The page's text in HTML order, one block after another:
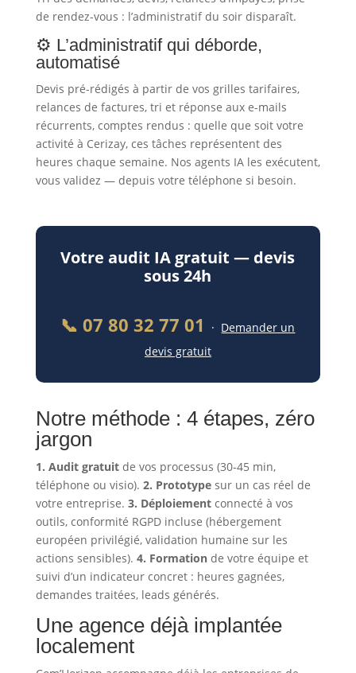
de rendez-vous : l’administratif du soir disparaît.
⚙️ L’administratif qui déborde,
automatisé
Devis pré-rédigés à partir de vos grilles tarifaires,
relances de factures, tri et réponse aux e-mails
récurrents, comptes rendus : quelle que soit votre
activité à Cerizay, ces tâches représentent des
heures chaque semaine. Nos agents IA les exécutent,
vous validez — depuis votre téléphone si besoin.
Votre audit IA gratuit — devis
sous 24h
📞 07 80 32 77 01 · Demander un
devis gratuit
Notre méthode : 4 étapes, zéro
jargon
1. Audit gratuitde vos processus (30-45 min,
téléphone ou visio). 2. Prototypesur un cas réel de
votre entreprise. 3. Déploiementconnecté à vos
outils, conformité RGPD incluse (hébergement
européen privilégié, validation humaine sur les
actions sensibles). 4. Formationde votre équipe et
suivi d’un indicateur concret : heures gagnées,
demandes traitées, leads générés.
Une agence déjà implantée
localement